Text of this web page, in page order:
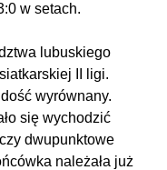
w setach.
lubuskiego
II ligi.
wyrównany.
się wychodzić
dwupunktowe
należała już